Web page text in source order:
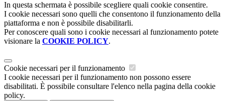
In questa schermata è possibile scegliere quali cookie consentire.
I cookie necessari sono quelli che consentono il funzionamento della
piattaforma e non è possibile disabilitarli.
Per conoscere quali sono i cookie necessari al funzionamento potete
visionare la COOKIE POLICY.
Cookie necessari per il funzionamento
I cookie necessari per il funzionamento non possono essere
disabilitati. È possibile consultare l'elenco nella pagina della cookie
policy.